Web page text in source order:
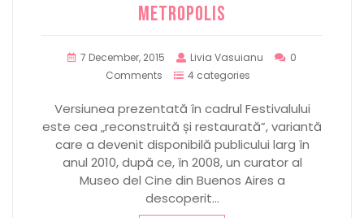
METROPOLIS
7 December, 2015 Livia Vasuianu
0
Comments
4 categories
Versiunea prezentată în cadrul Festivalului
este cea „reconstruită și restaurată”, variantă
care a devenit disponibilă publicului larg în
anul 2010, după ce, în 2008, un curator al
Museo del Cine din Buenos Aires a
descoperit…